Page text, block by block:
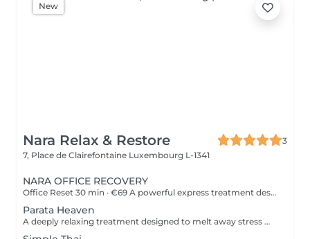
New
Nara Relax & Restore
3
7, Place de Clairefontaine Luxembourg L-1341
NARA OFFICE RECOVERY
Office Reset 30 min · €69 A powerful express treatment designed to release upper-body tension and calm the mind when time is limited. Includes: Upper Back Massage Neck & Shoulder Massage Acupressure Head Massage Targeted Hot Stones Cooling Jade Eye Mask Results: Looser muscles A lighter head Soothed, refreshed eyes A calmer mind Ideal during a lunch break or after work. Office Reset Plus 45 min · €89 A deeper upper-body recovery treatment with added foot relaxation for tired, heavy feet. Includes: Upper Back Massage Neck & Shoulder Massage Acupressure Head Massage Relaxing Foot Massage Targeted Hot Stones Cooling Jade Eye Mask Results: Reduced tension from prolonged sitting Refreshed feet and legs Renewed energy A calmer body and mind Executive Recovery 75 min · €139 Our complete head-to-toe ritual, created for accumulated stress and deeper physical fatigue. Includes: Detailed Back Massage Neck & Shoulder Massage Acupressure Head Massage Hand Acupressure Foot Reflexology Targeted Hot Stones Cooling Jade Eye Relaxation Results: Deeper muscular relaxation A lighter, re-energised body A calmer mind Restored balance and vitality Every treatment uses organic coconut oil and organic aromatherapy oils to soften the skin, ease muscular tension and promote deep relaxation.
Parata Heaven
A deeply relaxing treatment designed to melt away stress where it accumulates most. Combining a 60-minute Indian Head & Shoulder Massage with a 30-minute Office Syndrome Back & Shoulder Massage, this package focuses on the scalp, neck, shoulders, and upper back to release tension, calm the mind, and restore a feeling of lightness and wellbeing. Includes: Indian Head & Shoulder Massage 60 min Office Syndrome Back & Shoulder Massage 30 min